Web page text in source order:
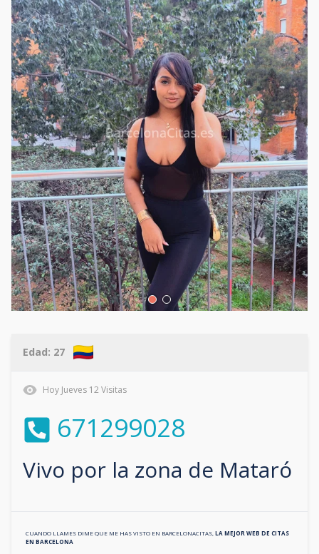
Edad: 27
Hoy Jueves 12 Visitas
671299028
Vivo por la zona de Mataró
CUANDO LLAMES DIME QUE ME HAS VISTO EN BARCELONACITAS LA MEJOR WEB DE CITAS
EN BARCELONA